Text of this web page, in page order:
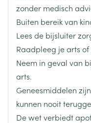
misselijkheid/braken
abnormaal plassen
vermoeidheid
duizeligheid
liggende of zittende
Breedte 60
Lengte 128
Diepte 78
Hoeveelheid
Verpakking
zonder medisch
Buiten bereik van
Lees de bijsluiter
Raadpleeg je arts of
Neem in geval van
arts.
Geneesmiddelen
kunnen nooit
De wet verbiedt